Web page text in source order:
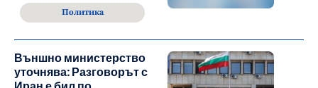
Политика
Външно министерство
уточнява: Разговорът с